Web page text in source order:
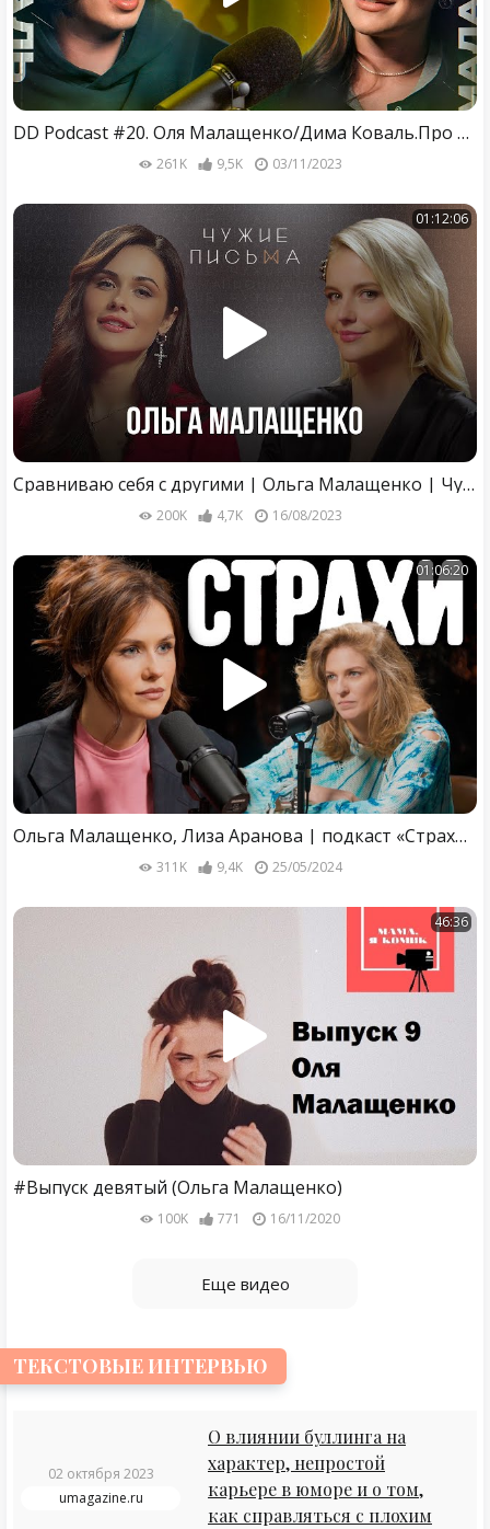
DD Podcast #20. Оля Малащенко/Дима Коваль.Про Женский стендап, котов и драку за туалетами.
261K 9,5K 03/11/2023
01:12:06
Сравниваю себя с другими | Ольга Малащенко | Чужие письма
200K 4,7K 16/08/2023
01:06:20
Ольга Малащенко, Лиза Аранова | подкаст «Страхи» #14
311K 9,4K 25/05/2024
46:36
#Выпуск девятый (Ольга Малащенко)
100K 771 16/11/2020
Еще видео
ТЕКСТОВЫЕ ИНТЕРВЬЮ
02 октября 2023
umagazine.ru
О влиянии буллинга на
характер, непростой
карьере в юморе и о том,
как справляться с плохим